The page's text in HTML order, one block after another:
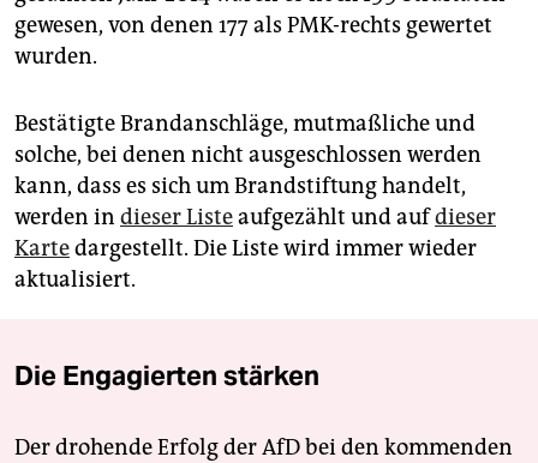
gewesen, von denen 177 als PMK-rechts gewertet
wurden.
Bestätigte Brandanschläge, mutmaßliche und
solche, bei denen nicht ausgeschlossen werden
kann, dass es sich um Brandstiftung handelt,
werden in dieser Listeaufgezählt und aufdieser
Kartedargestellt. Die Liste wird immer wieder
aktualisiert.
Die Engagierten stärken
Der drohende Erfolg der AfD bei den kommenden